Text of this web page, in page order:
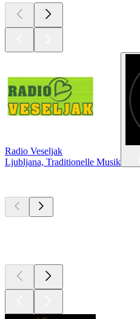
Radio Veseljak
Ljubljana, Traditionelle Musik